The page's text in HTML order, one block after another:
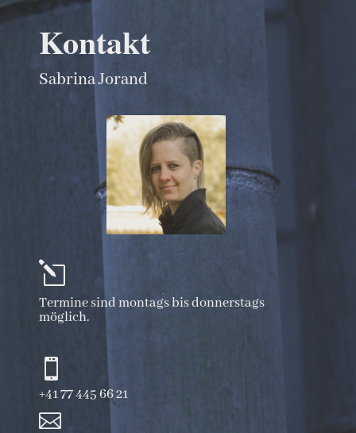
Kontakt
Sabrina Jorand
l
Termine sind montags bis donnerstags
möglich.

+41 77 445 66 21
